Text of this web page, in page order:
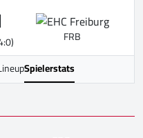
FRB
Spielerstats